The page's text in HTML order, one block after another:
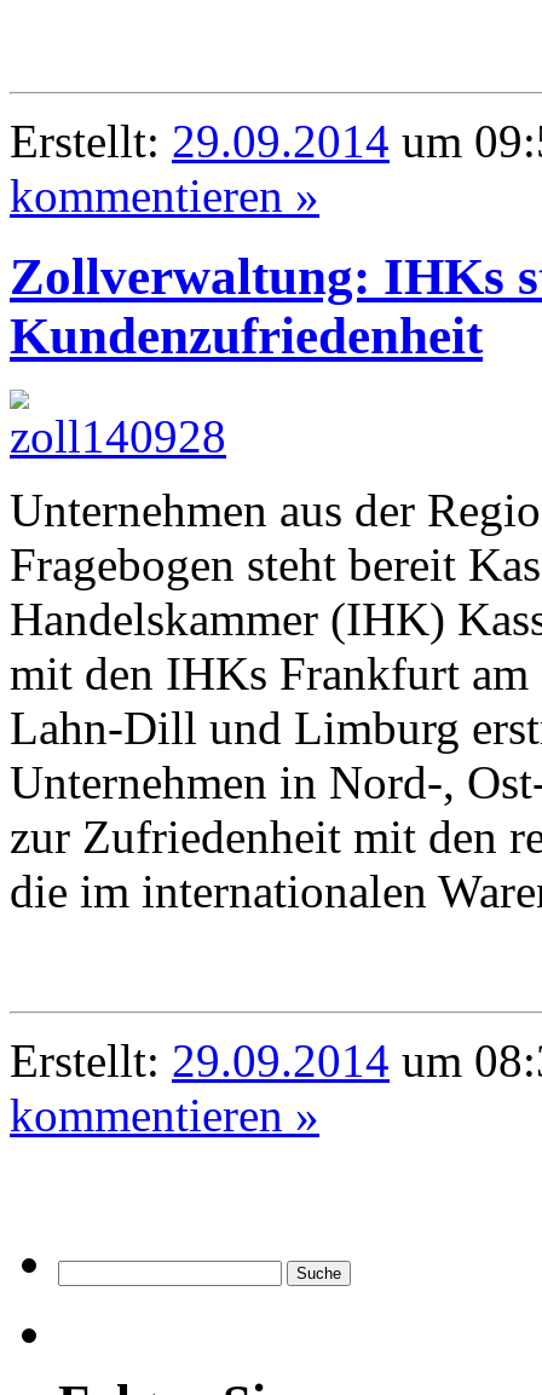
Erstellt: 29.09.2014 um
kommentieren »
Zollverwaltung: IHKs
Kundenzufriedenheit
Unternehmen aus der
Fragebogen steht bereit
Handelskammer (IHK)
mit den IHKs Frankfurt
Lahn-Dill und Limburg
Unternehmen in Nord-,
zur Zufriedenheit mit den
die im internationalen
Erstellt: 29.09.2014 um
kommentieren »